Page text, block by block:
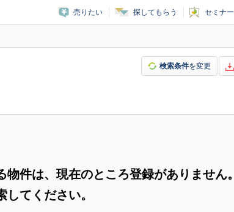
売りたい 探してもらう セミナー
検索条件を変更
件は、現在のところ登録がありません。
てください。